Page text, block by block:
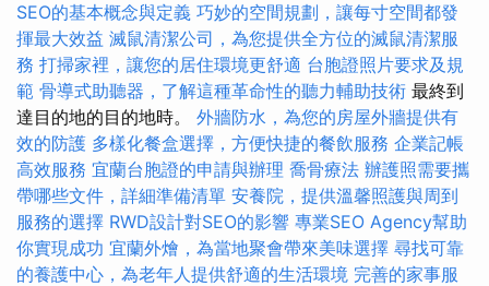
SEO的基本概念與定義 巧妙的空間規劃，讓每寸空間都發
揮最大效益 滅鼠清潔公司，為您提供全方位的滅鼠清潔服
務 打掃家裡，讓您的居住環境更舒適 台胞證照片要求及規
範 骨導式助聽器，了解這種革命性的聽力輔助技術 最終到
達目的地的目的地時。 外牆防水，為您的房屋外牆提供有
效的防護 多樣化餐盒選擇，方便快捷的餐飲服務 企業記帳
高效服務 宜蘭台胞證的申請與辦理 喬骨療法 辦護照需要攜
帶哪些文件，詳細準備清單 安養院，提供溫馨照護與周到
服務的選擇 RWD設計對SEO的影響 專業SEO Agency幫助
你實現成功 宜蘭外燴，為當地聚會帶來美味選擇 尋找可靠
的養護中心，為老年人提供舒適的生活環境 完善的家事服